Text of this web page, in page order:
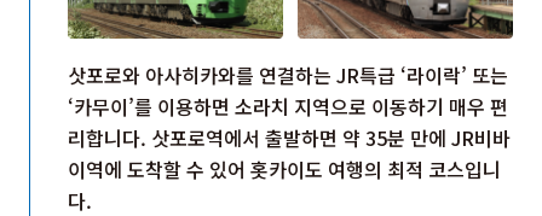
삿포로와 아사히카와를 연결하는 JR특급 ‘라이락’ 또는
‘카무이’를 이용하면 소라치 지역으로 이동하기 매우 편
리합니다. 삿포로역에서 출발하면 약 35분 만에 JR비바
이역에 도착할 수 있어 홋카이도 여행의 최적 코스입니
다.